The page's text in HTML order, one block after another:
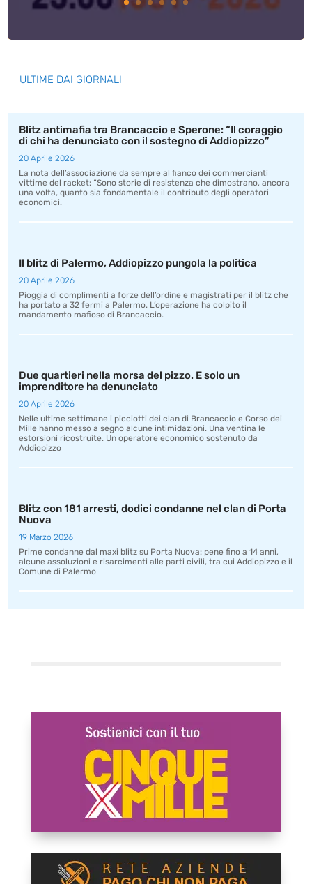
ULTIME DAI GIORNALI
Blitz antimafia tra Brancaccio e Sperone: “Il coraggio
di chi ha denunciato con il sostegno di Addiopizzo”
20 Aprile 2026
La nota dell’associazione da sempre al fianco dei commercianti
vittime del racket: “Sono storie di resistenza che dimostrano, ancora
una volta, quanto sia fondamentale il contributo degli operatori
economici.
Il blitz di Palermo, Addiopizzo pungola la politica
20 Aprile 2026
Pioggia di complimenti a forze dell’ordine e magistrati per il blitz che
ha portato a 32 fermi a Palermo. L’operazione ha colpito il
mandamento mafioso di Brancaccio.
Due quartieri nella morsa del pizzo. E solo un
imprenditore ha denunciato
20 Aprile 2026
Nelle ultime settimane i picciotti dei clan di Brancaccio e Corso dei
Mille hanno messo a segno alcune intimidazioni. Una ventina le
estorsioni ricostruite. Un operatore economico sostenuto da
Addiopizzo
Blitz con 181 arresti, dodici condanne nel clan di Porta
Nuova
19 Marzo 2026
Prime condanne dal maxi blitz su Porta Nuova: pene fino a 14 anni,
alcune assoluzioni e risarcimenti alle parti civili, tra cui Addiopizzo e il
Comune di Palermo